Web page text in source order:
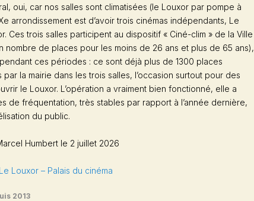
oui, car nos salles sont climatisées (le Louxor par pompe à
arrondissement est d’avoir trois cinémas indépendants, Le
Ces trois salles participent au dispositif « Ciné-clim » de la Ville
nombre de places pour les moins de 26 ans et plus de 65 ans),
ces périodes : ce sont déjà plus de 1300 places
la mairie dans les trois salles, l’occasion surtout pour des
le Louxor. L’opération a vraiment bien fonctionné, elle a
de fréquentation, très stables par rapport à l’année dernière,
du public.
Humbert le 2 juillet 2026
Le Louxor – Palais du cinéma
2013